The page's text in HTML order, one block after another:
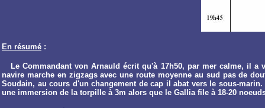
En résumé :
Le Commandant von Arnauld écrit qu'à 17h50, par mer calme, il a
navire marche en zigzags avec une route moyenne au sud pas de
Soudain, au cours d'un changement de cap il abat vers le sous-
une immersion de la torpille à 3m alors que le Gallia file à 18-20